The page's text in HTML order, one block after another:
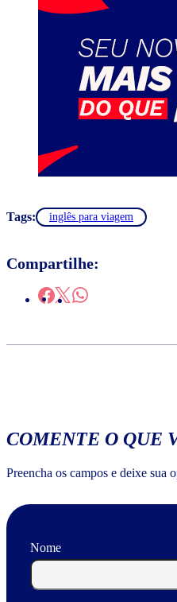
Tags: inglês para viagem
Compartilhe:
COMENTE O QUE
Preencha os campos e deixe sua
Nome